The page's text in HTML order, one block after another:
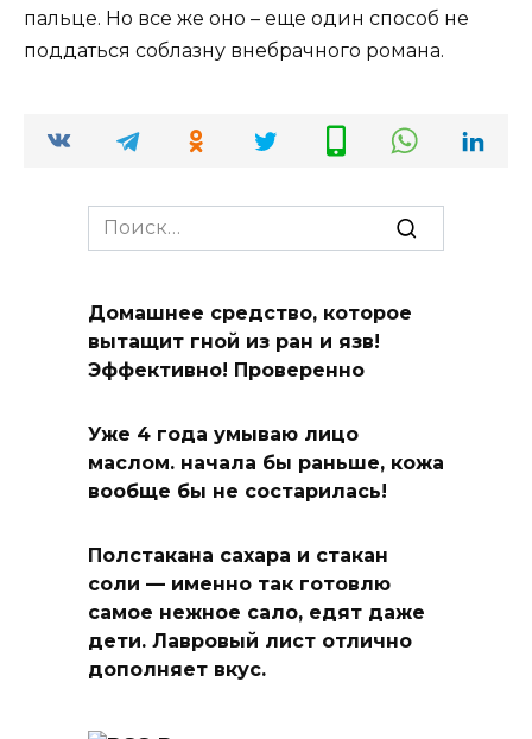
пальце. Но все же оно – еще один способ не
поддаться соблазну внебрачного романа.
Search
for:
Домашнее средство, которое
вытащит гной из ран и язв!
Эффективно! Проверенно
Уже 4 года умываю лицо
маслом. начала бы раньше, кожа
вообще бы не состарилась!
Полстакана сахара и стакан
соли — именно так готовлю
самое нежное сало, едят даже
дети. Лавровый лист отлично
дополняет вкус.